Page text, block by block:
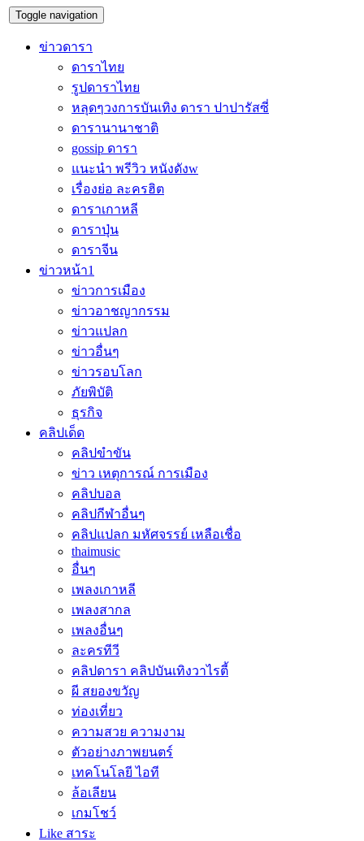
Toggle navigation
ข่าวดารา
ดาราไทย
รูปดาราไทย
หลุดๆวงการบันเทิง ดารา ปาปารัสซี่
ดารานานาชาติ
gossip ดารา
แนะนำ พรีวิว หนังดังw
เรื่องย่อ ละครฮิต
ดาราเกาหลี
ดาราปุ่น
ดาราจีน
ข่าวหน้า1
ข่าวการเมือง
ข่าวอาชญากรรม
ข่าวแปลก
ข่าวอื่นๆ
ข่าวรอบโลก
ภัยพิบัติ
ธุรกิจ
คลิปเด็ด
คลิปขำขัน
ข่าว เหตุการณ์ การเมือง
คลิปบอล
คลิปกีฬาอื่นๆ
คลิปแปลก มหัศจรรย์ เหลือเชื่อ
thaimusic
อื่นๆ
เพลงเกาหลี
เพลงสากล
เพลงอื่นๆ
ละครทีวี
คลิปดารา คลิปบันเทิงวาไรตี้
ผี สยองขวัญ
ท่องเที่ยว
ความสวย ความงาม
ตัวอย่างภาพยนตร์
เทคโนโลยี ไอที
ล้อเลียน
เกมโชว์
Like สาระ